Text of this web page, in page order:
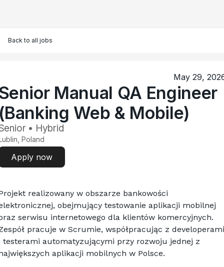
Back to all jobs
May 29,
Manual QA Engineer
Web & Mobile)
• Hybrid
Poland
Apply now
realizowany w obszarze bankowości
obejmujący testowanie aplikacji mobilnej
serwisu internetowego dla klientów komercyjnych.
pracuje w Scrumie, współpracując z developerami
testerami automatyzującymi przy rozwoju jednej z
aplikacji mobilnych w Polsce.